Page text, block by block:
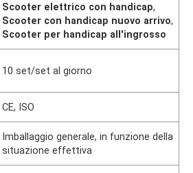
Scooter elettrico con handicap,
Scooter con handicap nuovo arrivo,
Scooter per handicap all'ingrosso
10 set/set al giorno
CE, ISO
Imballaggio generale, in funzione della
situazione effettiva